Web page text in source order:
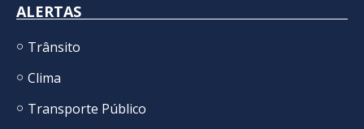
ALERTAS
Trânsito
Clima
Transporte Público